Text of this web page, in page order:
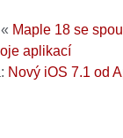
Maple 18 se
aplikací
Nový iOS 7.1 od